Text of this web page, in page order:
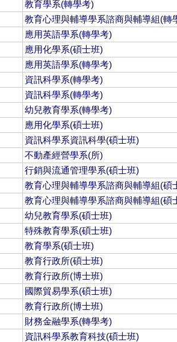
教育學系(轉學考)
教育心理與輔導學系諮商與輔導組(轉
應用英語學系(轉學考)
應用化學系(碩士班)
應用英語學系(轉學考)
資訊科學系(轉學考)
資訊科學系(轉學考)
幼兒教育學系(轉學考)
應用化學系(碩士班)
資訊科學系資訊科學(碩士班)
不動產經營學系(所)
行銷與流通管理學系(碩士班)
教育心理與輔導學系諮商與輔導組(碩
教育心理與輔導學系諮商與輔導組(碩
幼兒教育學系(碩士班)
特殊教育學系(碩士班)
教育學系(碩士班)
教育行政所(碩士班)
教育行政所(博士班)
國際貿易學系(碩士班)
教育行政所(博士班)
財務金融學系(轉學考)
資訊科學系教育科技(碩士班)